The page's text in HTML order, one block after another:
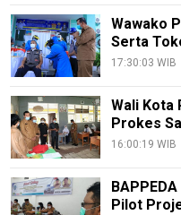
Wawako
Serta
17:30:03 WIB
Wali Kota
Prokes
16:00:19 WIB
Pilot
Pedoman
Media
Siber
Index
All